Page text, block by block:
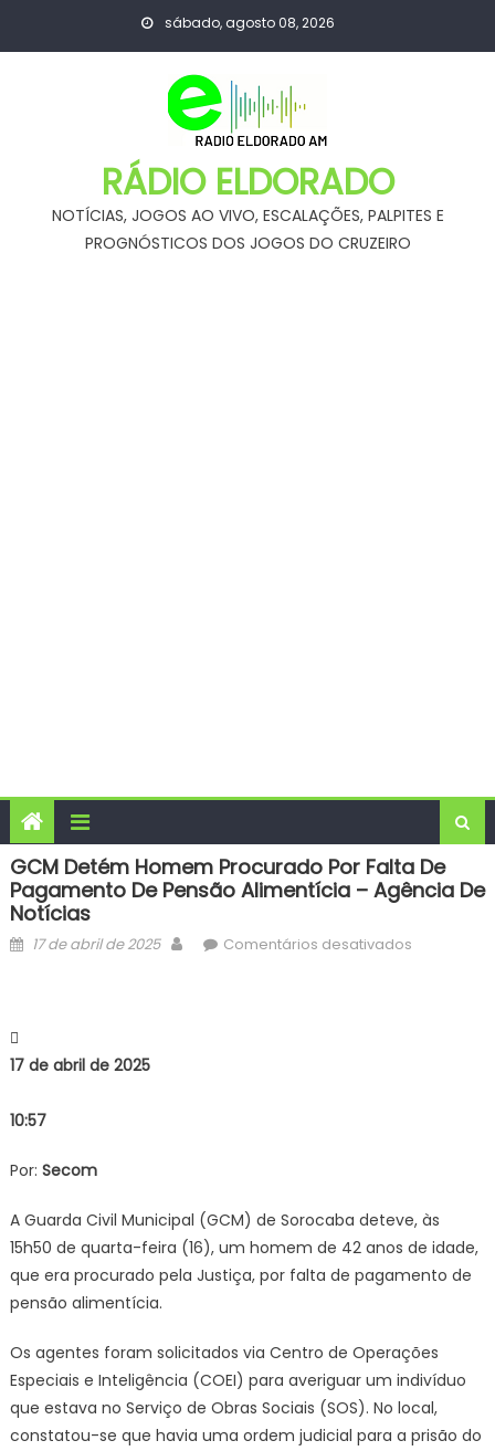
sábado, agosto 08, 2026
RÁDIO ELDORADO
NOTÍCIAS, JOGOS AO VIVO, ESCALAÇÕES, PALPITES E
PROGNÓSTICOS DOS JOGOS DO CRUZEIRO
GCM Detém Homem Procurado Por Falta De
Pagamento De Pensão Alimentícia – Agência De
Notícias
Posted
17 de abril de 2025 AuthorComentários desativadosem
alimentícia
–
Agência
17 de abril de 2025
10:57
Por: Secom
A Guarda Civil Municipal (GCM) de Sorocaba deteve, às
15h50 de quarta-feira (16), um homem de 42 anos de idade,
que era procurado pela Justiça, por falta de pagamento de
pensão alimentícia.
Os agentes foram solicitados via Centro de Operações
Especiais e Inteligência (COEI) para averiguar um indivíduo
que estava no Serviço de Obras Sociais (SOS). No local,
constatou-se que havia uma ordem judicial para a prisão do